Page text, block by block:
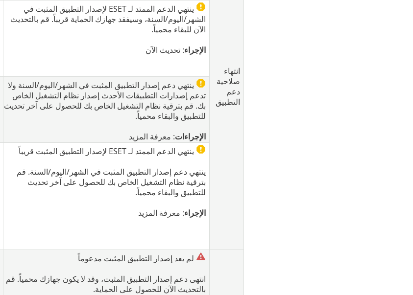
انتهاء
صلاحية
دعم
التطبيق
ينتهي الدعم الممتد لـ ESET لإصدار التطبيق المثبت في
الشهر/اليوم/السنة، وسيفقد جهازك الحماية قريباً. قم بالتحديث
الآن للبقاء محمياً.
الإجراء: تحديث الآن
ينتهي دعم إصدار التطبيق المثبت في الشهر/اليوم/السنة ولا
تدعم إصدارات التطبيقات الأحدث إصدار نظام التشغيل الخاص
بك. قم بترقية نظام التشغيل الخاص بك للحصول على آخر تحديث
للتطبيق والبقاء محمياً.
الإجراءات: معرفة المزيد
ينتهي الدعم الممتد لـ ESET لإصدار التطبيق المثبت قريباً
ينتهي دعم إصدار التطبيق المثبت في الشهر/اليوم/السنة. قم
بترقية نظام التشغيل الخاص بك للحصول على آخر تحديث
للتطبيق والبقاء محمياً.
الإجراء: معرفة المزيد
لم يعد إصدار التطبيق المثبت مدعوماً
انتهى دعم إصدار التطبيق المثبت، وقد لا يكون جهازك محمياً. قم
بالتحديث الآن للحصول على الحماية.